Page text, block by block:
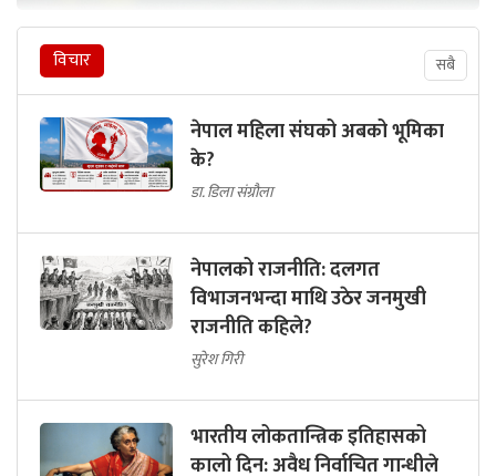
विचार सबै
नेपाल महिला संघको अबको भूमिका
के?
डा. डिला संग्रौला
नेपालको राजनीति: दलगत
विभाजनभन्दा माथि उठेर जनमुखी
राजनीति कहिले?
सुरेश गिरी
भारतीय लोकतान्त्रिक इतिहासको
कालो दिन: अवैध निर्वाचित गान्धीले